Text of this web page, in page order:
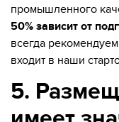
промышленного
50% зависит от
всегда
входит в наши
5.